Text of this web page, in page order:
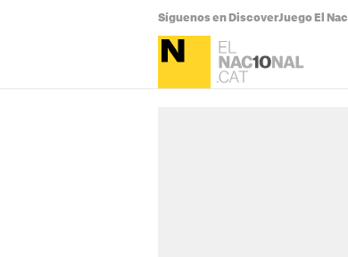
Síguenos en DiscoverJuego El